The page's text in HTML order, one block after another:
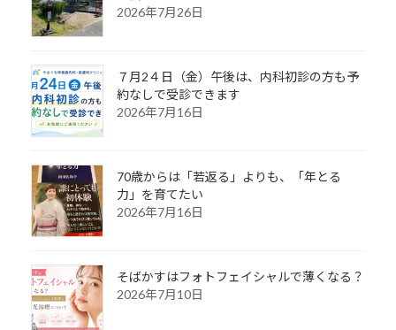
2026年7月26日
７月2４日（金）午後は、内科初診の方も予
約なしで受診できます
2026年7月16日
70歳からは「若返る」よりも、「年とる
力」を育てたい
2026年7月16日
そばかすはフォトフェイシャルで薄くなる？
2026年7月10日